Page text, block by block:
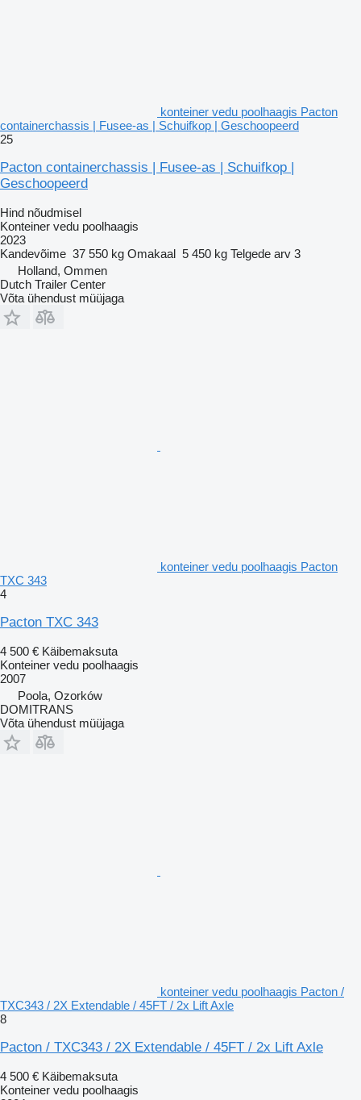
konteiner vedu poolhaagis Pacton
containerchassis | Fusee-as | Schuifkop | Geschoopeerd
25
Pacton containerchassis | Fusee-as | Schuifkop |
Geschoopeerd
Hind nõudmisel
Konteiner vedu poolhaagis
2023
Kandevõime 37 550 kg Omakaal 5 450 kg Telgede arv 3
Holland, Ommen
Dutch Trailer Center
Võta ühendust müüjaga
konteiner vedu poolhaagis Pacton
TXC 343
4
Pacton TXC 343
4 500 € Käibemaksuta
Konteiner vedu poolhaagis
2007
Poola, Ozorków
DOMITRANS
Võta ühendust müüjaga
konteiner vedu poolhaagis Pacton /
TXC343 / 2X Extendable / 45FT / 2x Lift Axle
8
Pacton / TXC343 / 2X Extendable / 45FT / 2x Lift Axle
4 500 € Käibemaksuta
Konteiner vedu poolhaagis